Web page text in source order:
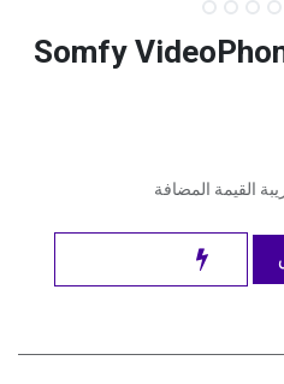
Somfy
القيمة المضافة